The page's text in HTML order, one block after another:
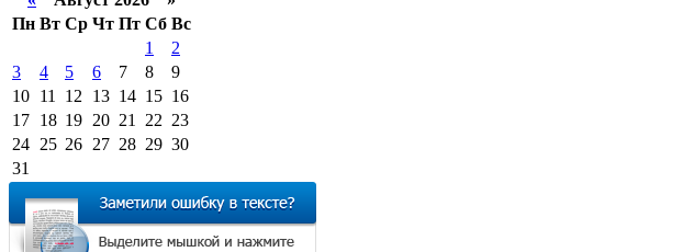
Пн Вт Ср Чт Пт Сб Вс
1
2
3
4 5 6 7 8
9
10 11 12 13 14 15 16
17 18 19 20 21 22 23
24 25 26 27 28 29 30
31